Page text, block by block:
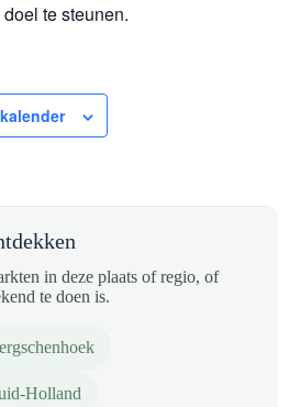
te steunen.
in deze plaats of regio, of
te doen is.
Holland